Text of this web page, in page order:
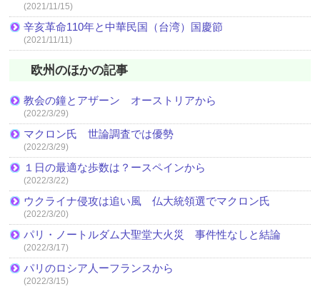
(2021/11/15)
辛亥革命110年と中華民国（台湾）国慶節
(2021/11/11)
欧州のほかの記事
教会の鐘とアザーン オーストリアから
(2022/3/29)
マクロン氏 世論調査では優勢
(2022/3/29)
１日の最適な歩数は？ースペインから
(2022/3/22)
ウクライナ侵攻は追い風 仏大統領選でマクロン氏
(2022/3/20)
パリ・ノートルダム大聖堂大火災 事件性なしと結論
(2022/3/17)
パリのロシア人ーフランスから
(2022/3/15)